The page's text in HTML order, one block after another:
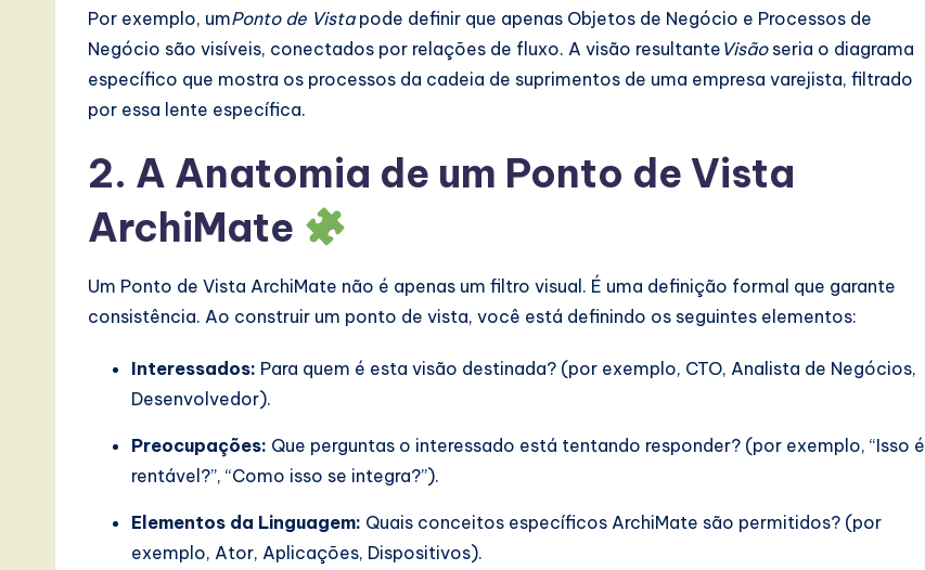
Por exemplo, umPonto de Vistapode definir que apenas Objetos de Negócio e Processos de
Negócio são visíveis, conectados por relações de fluxo. A visão resultante Visãoseria o diagrama
específico que mostra os processos da cadeia de suprimentos de uma empresa varejista, filtrado
por essa lente específica.
2. A Anatomia de um Ponto de Vista
ArchiMate
Um Ponto de Vista ArchiMate não é apenas um filtro visual. É uma definição formal que garante
consistência. Ao construir um ponto de vista, você está definindo os seguintes elementos:
Interessados: Para quem é esta visão destinada? (por exemplo, CTO, Analista de Negócios,
Desenvolvedor).
Preocupações: Que perguntas o interessado está tentando responder? (por exemplo, “Isso é
rentável?”, “Como isso se integra?”).
Elementos da Linguagem: Quais conceitos específicos ArchiMate são permitidos? (por
exemplo, Ator, Aplicações, Dispositivos).